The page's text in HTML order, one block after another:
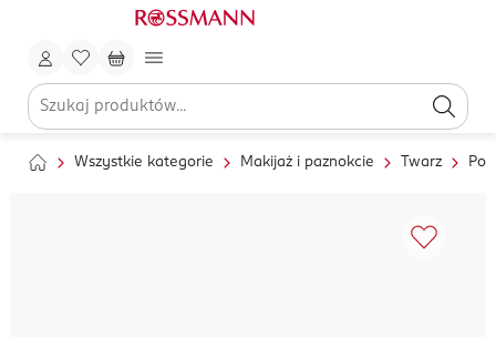
Wszystkie kategorie Makijaż i paznokcie Twarz